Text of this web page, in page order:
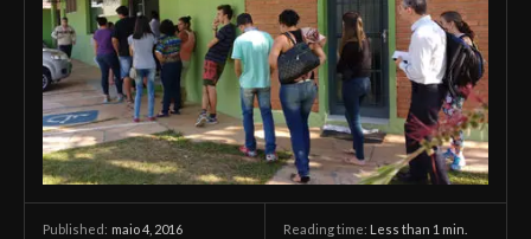
Published: maio 4, 2016 Reading time: Less than 1 min.